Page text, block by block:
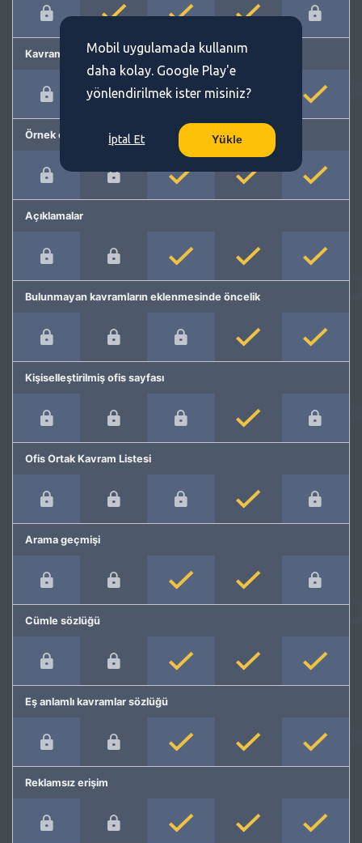
Kavram önerme
Örnek cümleler
Açıklamalar
Bulunmayan kavramların eklenmesinde öncelik
Kişiselleştirilmiş ofis sayfası
Ofis Ortak Kavram Listesi
Arama geçmişi
Cümle sözlüğü
Eş anlamlı kavramlar sözlüğü
Reklamsız erişim
Mobil uygulamada kullanım
daha kolay. Google Play'e
yönlendirilmek ister misiniz?
İptal Et Yükle